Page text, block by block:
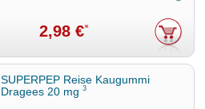
2,98 €*
SUPERPEP Reise Kaugummi
Dragees 20 mg3